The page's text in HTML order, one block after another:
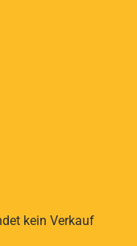
kein Verkauf